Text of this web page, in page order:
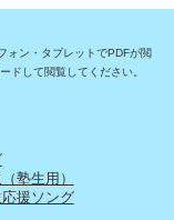
ォン・タブレットでPDFが閲
ドして閲覧してください。
塾生用）
援ソング